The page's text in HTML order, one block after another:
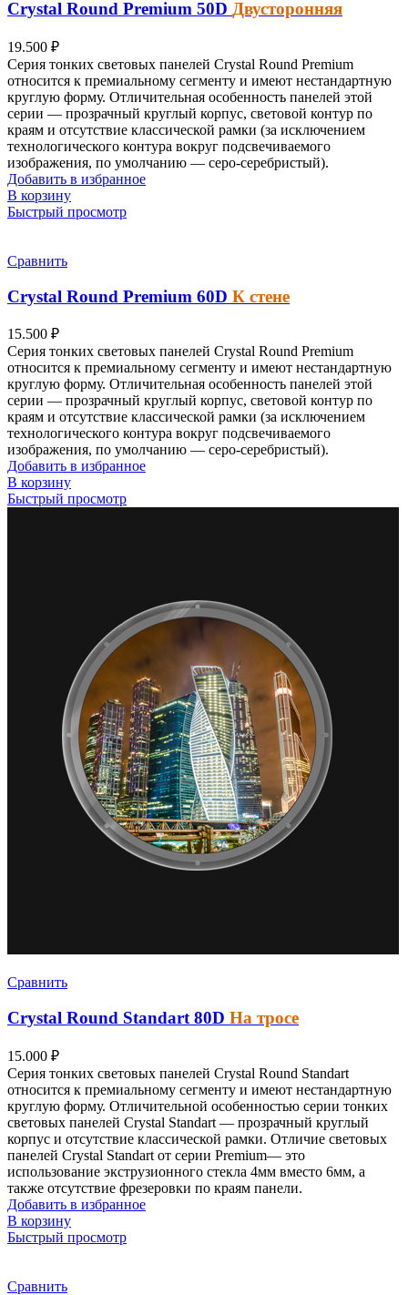
Crystal Round Premium 50D Двусторонняя
19.500 ₽
Серия тонких световых панелей Crystal Round Premium
относится к премиальному сегменту и имеют нестандартную
круглую форму. Отличительная особенность панелей этой
серии — прозрачный круглый корпус, световой контур по
краям и отсутствие классической рамки (за исключением
технологического контура вокруг подсвечиваемого
изображения, по умолчанию — серо-серебристый).
Добавить в избранное
В корзину
Быстрый просмотр
Сравнить
Crystal Round Premium 60D К стене
15.500 ₽
Серия тонких световых панелей Crystal Round Premium
относится к премиальному сегменту и имеют нестандартную
круглую форму. Отличительная особенность панелей этой
серии — прозрачный круглый корпус, световой контур по
краям и отсутствие классической рамки (за исключением
технологического контура вокруг подсвечиваемого
изображения, по умолчанию — серо-серебристый).
Добавить в избранное
В корзину
Быстрый просмотр
Сравнить
Crystal Round Standart 80D На тросе
15.000 ₽
Серия тонких световых панелей Crystal Round Standart
относится к премиальному сегменту и имеют нестандартную
круглую форму. Отличительной особенностью серии тонких
световых панелей Crystal Standart — прозрачный круглый
корпус и отсутствие классической рамки. Отличие световых
панелей Crystal Standart от серии Premium— это
использование экструзионного стекла 4мм вместо 6мм, а
также отсутствие фрезеровки по краям панели.
Добавить в избранное
В корзину
Быстрый просмотр
Сравнить